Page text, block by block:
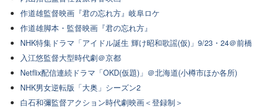
作道雄監督映画『君の忘れ方』岐阜ロケ
作道雄脚本・監督映画『君の忘れ方』
NHK特集ドラマ「アイドル誕生 輝け昭和歌謡(仮)」9/23・24＠前橋
入江悠監督大型時代劇＠京都
Netflix配信連続ドラマ「OKD(仮題)」＠北海道(小樽市ほか各所)
NHK男女逆転版「大奥」シーズン2
白石和彌監督アクション時代劇映画＜登録制＞